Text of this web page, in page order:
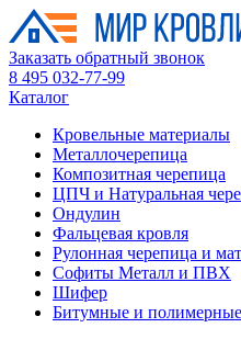
Заказать обратный звонок
8 495 032-77-99
Каталог
Кровельные материалы
Металлочерепица
Композитная черепица
ЦПЧ и Натуральная
Ондулин
Фальцевая кровля
Рулонная черепица и
Софиты Металл и ПВХ
Шифер
Битумные и